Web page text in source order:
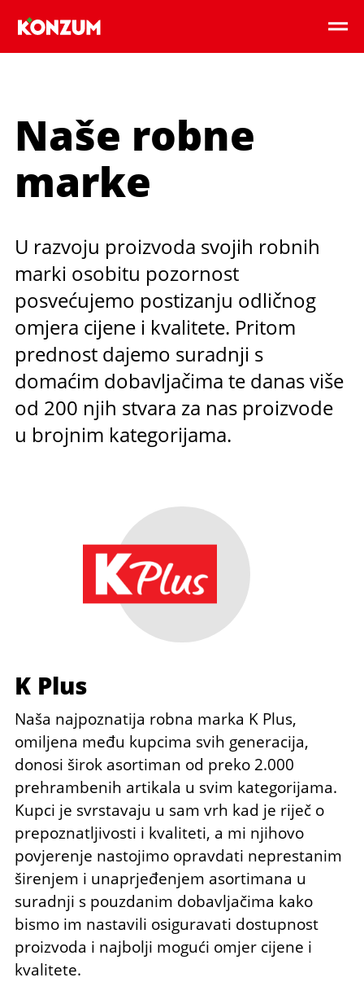
Naše robne
marke
U razvoju proizvoda svojih robnih
marki osobitu pozornost
posvećujemo postizanju odličnog
omjera cijene i kvalitete. Pritom
prednost dajemo suradnji s
domaćim dobavljačima te danas više
od 200 njih stvara za nas proizvode
u brojnim kategorijama.
K Plus
Naša najpoznatija robna marka K Plus,
omiljena među kupcima svih generacija,
donosi širok asortiman od preko 2.000
prehrambenih artikala u svim kategorijama.
Kupci je svrstavaju u sam vrh kad je riječ o
prepoznatljivosti i kvaliteti, a mi njihovo
povjerenje nastojimo opravdati neprestanim
širenjem i unaprjeđenjem asortimana u
suradnji s pouzdanim dobavljačima kako
bismo im nastavili osiguravati dostupnost
proizvoda i najbolji mogući omjer cijene i
kvalitete.